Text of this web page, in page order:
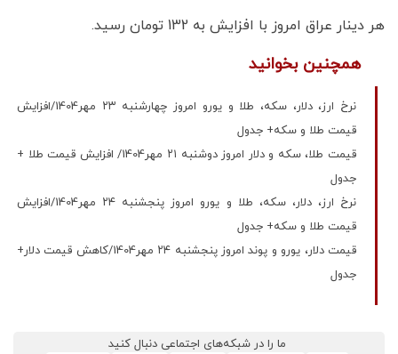
هر دینار عراق امروز با افزایش به 132 تومان رسید.
همچنین بخوانید
نرخ ارز، دلار، سکه، طلا و یورو امروز چهارشنبه ۲۳ مهر1404/افزایش
قیمت طلا و سکه+ جدول
قیمت طلا، سکه و دلار امروز دوشنبه ۲۱ مهر1404/ افزایش قیمت‌ طلا +
جدول
نرخ ارز، دلار، سکه، طلا و یورو امروز پنجشنبه ۲۴ مهر1404/افزایش
قیمت طلا و سکه+ جدول
قیمت دلار، یورو و پوند امروز پنجشنبه ۲۴ مهر1404/کاهش قیمت دلار+
جدول
ما را در شبکه‌های اجتماعی دنبال کنید